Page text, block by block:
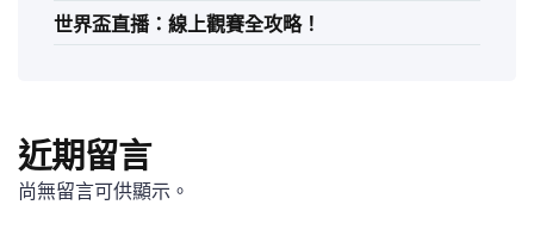
世界盃直播：線上觀賽全攻略！
近期留言
尚無留言可供顯示。